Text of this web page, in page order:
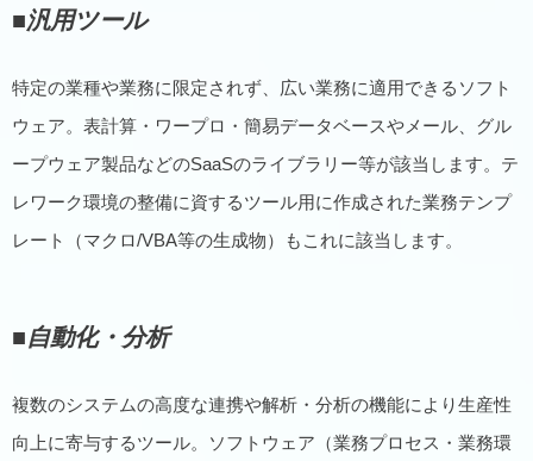
■汎用ツール
特定の業種や業務に限定されず、広い業務に適用できるソフト
ウェア。表計算・ワープロ・簡易データベースやメール、グル
ープウェア製品などのSaaSのライブラリー等が該当します。テ
レワーク環境の整備に資するツール用に作成された業務テンプ
レート（マクロ/VBA等の生成物）もこれに該当します。
■自動化・分析
複数のシステムの高度な連携や解析・分析の機能により生産性
向上に寄与するツール。ソフトウェア（業務プロセス・業務環